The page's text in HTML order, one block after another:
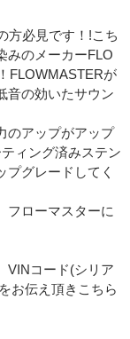
方必見です！!こち
みのメーカーFLO
FLOWMASTERが
音の効いたサウン
のアップがアップ
ィング済みステン
プグレードしてく
フローマスターに
VINコード(シリア
お伝え頂きこちら